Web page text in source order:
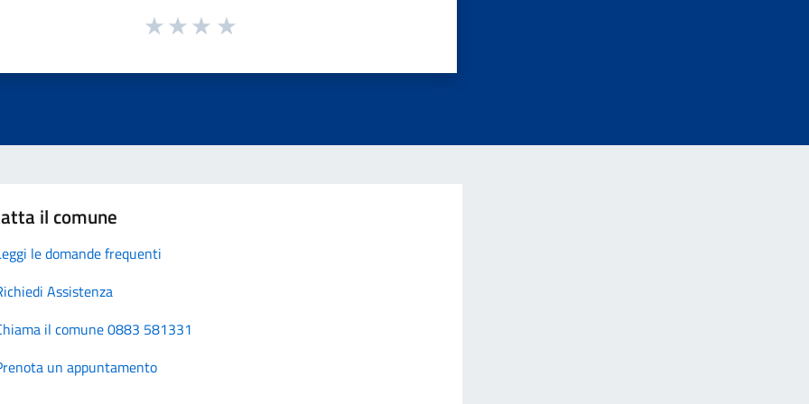
il comune
le domande frequenti
Assistenza
il comune 0883 581331
un appuntamento